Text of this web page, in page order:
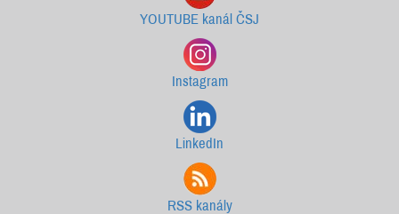
YOUTUBE kanál ČSJ
Instagram
LinkedIn
RSS kanály